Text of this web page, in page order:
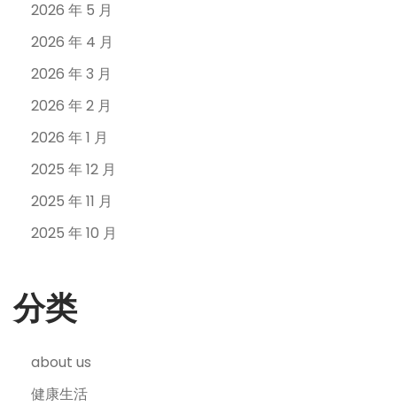
2026 年 5 月
2026 年 4 月
2026 年 3 月
2026 年 2 月
2026 年 1 月
2025 年 12 月
2025 年 11 月
2025 年 10 月
分类
about us
健康生活